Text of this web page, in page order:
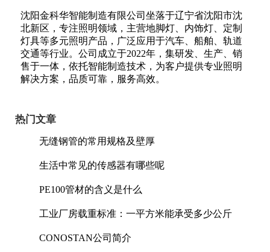
沈阳金科华智能制造有限公司坐落于辽宁省沈阳市沈
北新区，专注照明领域，主营地脚灯、内饰灯、定制
灯具等多元照明产品，广泛应用于汽车、船舶、轨道
交通等行业。公司成立于2022年，集研发、生产、销
售于一体，依托智能制造技术，为客户提供专业照明
解决方案，品质可靠，服务高效。
热门文章
无缝钢管的常用规格及壁厚
生活中常见的传感器有哪些呢
PE100管材的含义是什么
工业厂房载重标准：一平方米能承受多少公斤
CONOSTAN公司简介